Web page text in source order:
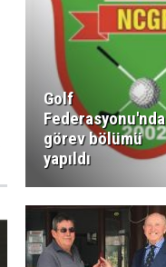
Golf
Federasyonu'nda
görev bölümü
yapıldı